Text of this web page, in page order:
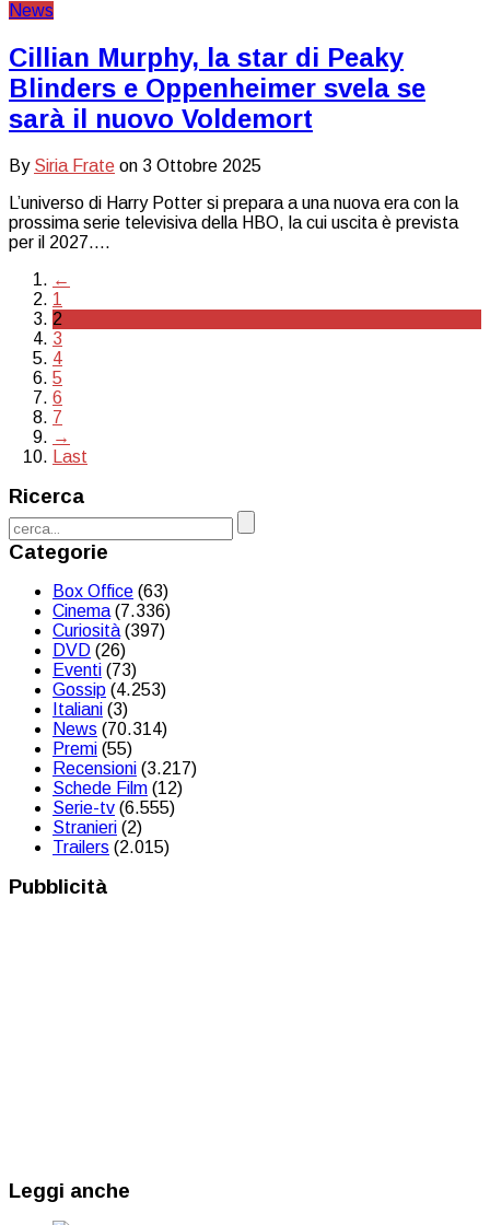
News
Cillian Murphy, la star di Peaky
Blinders e Oppenheimer svela se
sarà il nuovo Voldemort
By Siria Frate on 3 Ottobre 2025
L’universo di Harry Potter si prepara a una nuova era con la
prossima serie televisiva della HBO, la cui uscita è prevista
per il 2027.…
←
1
2
3
4
5
6
7
→
Last
Ricerca
Categorie
Box Office (63)
Cinema (7.336)
Curiosità (397)
DVD (26)
Eventi (73)
Gossip (4.253)
Italiani (3)
News (70.314)
Premi (55)
Recensioni (3.217)
Schede Film (12)
Serie-tv (6.555)
Stranieri (2)
Trailers (2.015)
Pubblicità
Leggi anche